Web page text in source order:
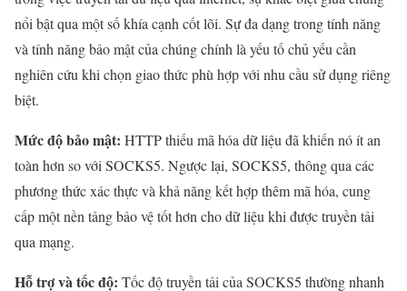
nổi bật qua một số khía cạnh cốt lõi. Sự đa dạng trong tính năng
và tính năng bảo mật của chúng chính là yếu tố chủ yếu cần
nghiên cứu khi chọn giao thức phù hợp với nhu cầu sử dụng riêng
biệt.
Mức độ bảo mật: HTTP thiếu mã hóa dữ liệu đã khiến nó ít an
toàn hơn so với SOCKS5. Ngược lại, SOCKS5, thông qua các
phương thức xác thực và khả năng kết hợp thêm mã hóa, cung
cấp một nền tảng bảo vệ tốt hơn cho dữ liệu khi được truyền tải
qua mạng.
Hỗ trợ và tốc độ: Tốc độ truyền tải của SOCKS5 thường nhanh